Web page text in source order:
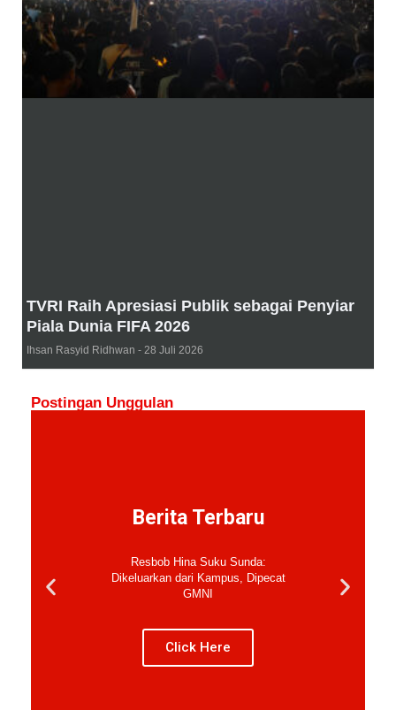
TVRI Raih Apresiasi Publik sebagai Penyiar
Piala Dunia FIFA 2026
Ihsan Rasyid Ridhwan 28 Juli 2026
Postingan Unggulan
Berita Terbaru
Resbob Hina Suku Sunda:
Dikeluarkan dari Kampus, Dipecat
GMNI
Click Here